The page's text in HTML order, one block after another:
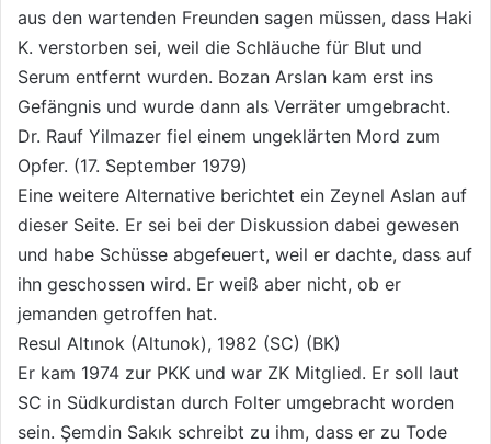
aus den wartenden Freunden sagen müssen, dass Haki
K. verstorben sei, weil die Schläuche für Blut und
Serum entfernt wurden. Bozan Arslan kam erst ins
Gefängnis und wurde dann als Verräter umgebracht.
Dr. Rauf Yilmazer fiel einem ungeklärten Mord zum
Opfer. (17. September 1979)
Eine weitere Alternative berichtet ein Zeynel Aslan auf
dieser Seite. Er sei bei der Diskussion dabei gewesen
und habe Schüsse abgefeuert, weil er dachte, dass auf
ihn geschossen wird. Er weiß aber nicht, ob er
jemanden getroffen hat.
Resul Altınok (Altunok), 1982 (SC) (BK)
Er kam 1974 zur PKK und war ZK Mitglied. Er soll laut
SC in Südkurdistan durch Folter umgebracht worden
sein. Şemdin Sakık schreibt zu ihm, dass er zu Tode